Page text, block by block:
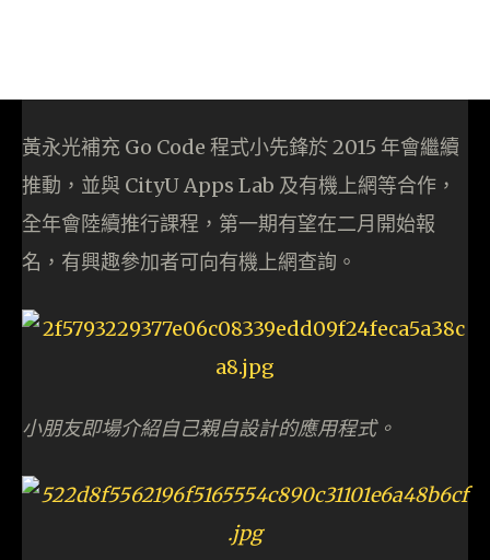
黃永光補充 Go Code 程式小先鋒於 2015 年會繼續
推動，並與 CityU Apps Lab 及有機上網等合作，
全年會陸續推行課程，第一期有望在二月開始報
名，有興趣參加者可向有機上網查詢。
小朋友即場介紹自己親自設計的應用程式。